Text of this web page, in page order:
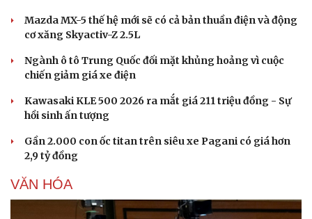
Văn hóa
Sân khấu - Điện ảnh
Âm nhạc
Di sản
Giải trí
Mazda MX-5 thế hệ mới sẽ có cả bản thuần điện và động
cơ xăng Skyactiv-Z 2.5L
Ngành ô tô Trung Quốc đối mặt khủng hoảng vì cuộc
chiến giảm giá xe điện
Kawasaki KLE 500 2026 ra mắt giá 211 triệu đồng - Sự
hồi sinh ấn tượng
Gần 2.000 con ốc titan trên siêu xe Pagani có giá hơn
2,9 tỷ đồng
VĂN HÓA